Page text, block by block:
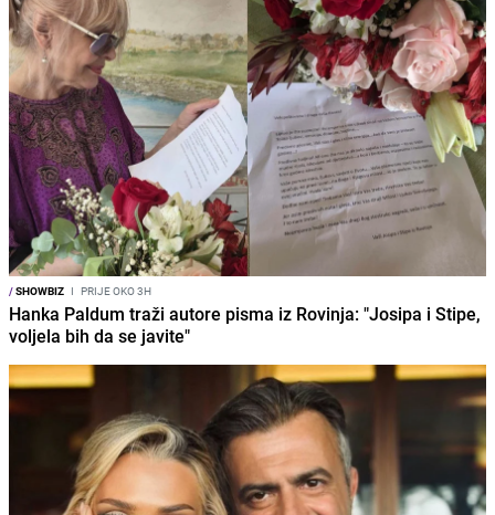
/SHOWBIZ I PRIJE OKO 3H
Hanka Paldum traži autore pisma iz Rovinja: "Josipa i Stipe,
voljela bih da se javite"